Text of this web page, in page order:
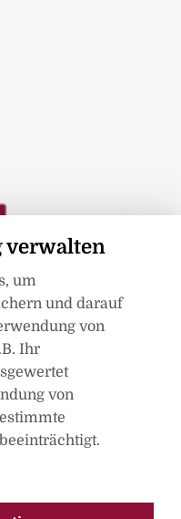
verwalten
um
und darauf
von
Ihr
von